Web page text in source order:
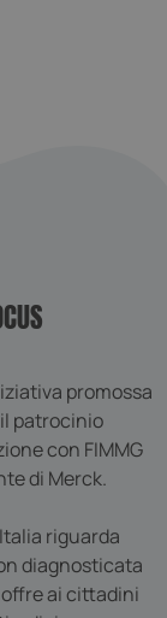
promossa
patrocinio
con FIMMG
di Merck.
riguarda
diagnosticata
ai cittadini